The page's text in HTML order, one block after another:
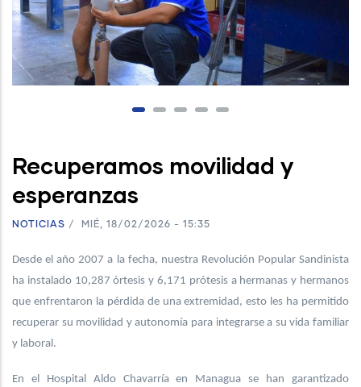
Recuperamos movilidad y
esperanzas
NOTICIAS / MIÉ, 18/02/2026 - 15:35
Desde el año 2007 a la fecha, nuestra Revolución Popular Sandinista
ha instalado 10,287 órtesis y 6,171 prótesis a hermanas y hermanos
que enfrentaron la pérdida de una extremidad, esto les ha permitido
recuperar su movilidad y autonomía para integrarse a su vida familiar
y laboral.
En el Hospital Aldo Chavarría en Managua se han garantizado